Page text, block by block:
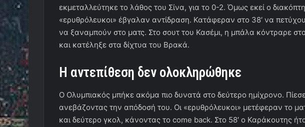
εκμεταλλεύτηκε το λάθος του Σίνα, για το 0-2. Όμως εκεί ο
«ερυθρόλευκοι» έβγαλαν αντίδραση. Κατάφεραν στο 38′ να
να ξαναμπούν στο ματς. Στο σουτ του Κασέμι, η μπάλα κόντραρε
και κατέληξε στα δίχτυα του Βρακά.
Η αντεπίθεση δεν ολοκληρώθηκε
Ο Ολυμπιακός μπήκε ακόμα πιο δυνατά στο δεύτερο ημίχρονο.
ανεβάζοντας την απόδοσή του. Οι «ερυθρόλευκοι» μετέφεραν το
και δεύτερο γκολ, κάνοντας το come back. Στο 58′ ο Καράκουτης